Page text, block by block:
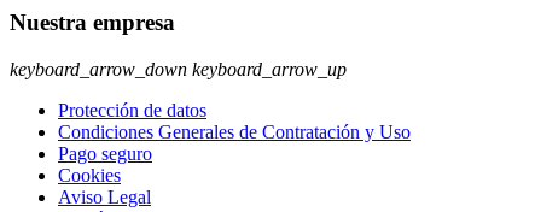
Nuestra empresa
keyboard_arrow_down keyboard_arrow_up
Protección de datos
Condiciones Generales de Contratación y Uso
Pago seguro
Cookies
Aviso Legal